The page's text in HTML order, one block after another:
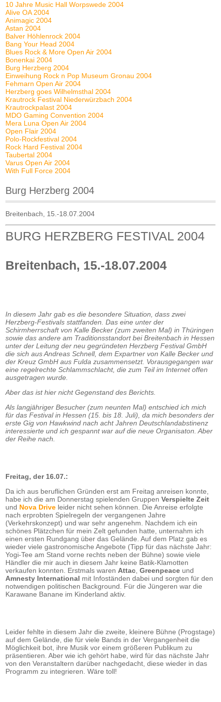
10 Jahre Music Hall Worpswede 2004
Alive OA 2004
Animagic 2004
Astan 2004
Balver Höhlenrock 2004
Bang Your Head 2004
Blues Rock & More Open Air 2004
Bonenkai 2004
Burg Herzberg 2004
Einweihung Rock n Pop Museum Gronau 2004
Fehmarn Open Air 2004
Herzberg goes Wilhelmsthal 2004
Krautrock Festival Niederwürzbach 2004
Krautrockpalast 2004
MDO Gaming Convention 2004
Mera Luna Open Air 2004
Open Flair 2004
Polo-Rockfestival 2004
Rock Hard Festival 2004
Taubertal 2004
Varus Open Air 2004
With Full Force 2004
Burg Herzberg 2004
Breitenbach, 15.-18.07.2004
BURG HERZBERG FESTIVAL 2004
Breitenbach, 15.-18.07.2004
In diesem Jahr gab es die besondere Situation, dass zwei
Herzberg-Festivals stattfanden. Das eine unter der
Schirmherrschaft von Kalle Becker (zum zweiten Mal) in Thüringen
sowie das andere am Traditionsstandort bei Breitenbach in Hessen
unter der Leitung der neu gegründeten Herzberg Festival GmbH
die sich aus Andreas Schnell, dem Expartner von Kalle Becker und
der Kreuz GmbH aus Fulda zusammensetzt. Vorausgegangen war
eine regelrechte Schlammschlacht, die zum Teil im Internet offen
ausgetragen wurde.
Aber das ist hier nicht Gegenstand des Berichts.
Als langjähriger Besucher (zum neunten Mal) entschied ich mich
für das Festival in Hessen (15. bis 18. Juli), da mich besonders der
erste Gig von Hawkwind nach acht Jahren Deutschlandabstinenz
interessierte und ich gespannt war auf die neue Organisaton. Aber
der Reihe nach.
Freitag, der 16.07.:
Da ich aus beruflichen Gründen erst am Freitag anreisen konnte,
habe ich die am Donnerstag spielenden GruppenVerspielte Zeit
und Nova Drive leider nicht sehen können. Die Anreise erfolgte
nach erprobten Spielregeln der vergangenen Jahre
(Verkehrskonzept) und war sehr angenehm. Nachdem ich ein
schönes Plätzchen für mein Zelt gefunden hatte, unternahm ich
einen ersten Rundgang über das Gelände. Auf dem Platz gab es
wieder viele gastronomische Angebote (Tipp für das nächste Jahr:
Yogi-Tee am Stand vorne rechts neben der Bühne) sowie viele
Händler die mir auch in diesem Jahr keine Batik-Klamotten
verkaufen konnten. Erstmals warenAttac,Greenpeace und
Amnesty International mit Infoständen dabei und sorgten für den
notwendigen politischen Background. Für die Jüngeren war die
Karawane Banane im Kinderland aktiv.
Leider fehlte in diesem Jahr die zweite, kleinere Bühne (Progstage)
auf dem Gelände, die für viele Bands in der Vergangenheit die
Möglichkeit bot, ihre Musik vor einem größeren Publikum zu
präsentieren. Aber wie ich gehört habe, wird für das nächste Jahr
von den Veranstaltern darüber nachgedacht, diese wieder in das
Programm zu integrieren. Wäre toll!